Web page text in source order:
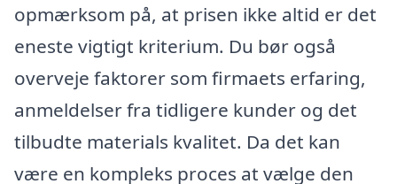
opmærksom på, at prisen ikke altid er det
eneste vigtigt kriterium. Du bør også
overveje faktorer som firmaets erfaring,
anmeldelser fra tidligere kunder og det
tilbudte materials kvalitet. Da det kan
være en kompleks proces at vælge den